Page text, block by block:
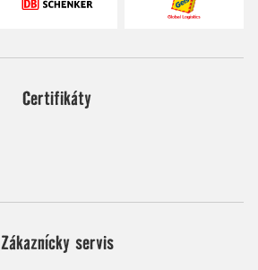
Certifikáty
Zákaznícky servis